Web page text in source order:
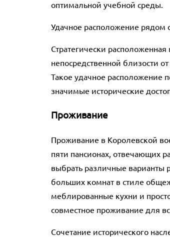
оптимальной учебной среды.
Удачное расположение рядом
Стратегически
непосредственной близости
Такое удачное расположение
значимые исторические
Проживание
Проживание в Королевской
пяти пансионах, отвечающих
выбрать различные варианты
больших комнат в стиле
меблированные кухни и
совместное проживание для
Сочетание исторического